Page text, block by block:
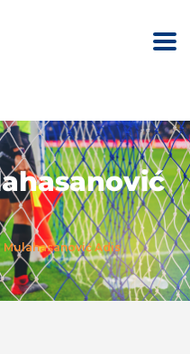
Mulahasanović Adis